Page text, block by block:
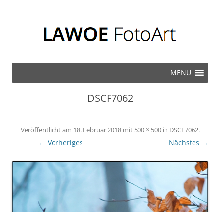
Zum Inhalt springen
MENU
DSCF7062
Veröffentlicht am 18. Februar 2018mit 500 × 500in DSCF7062.
← Vorheriges Nächstes →